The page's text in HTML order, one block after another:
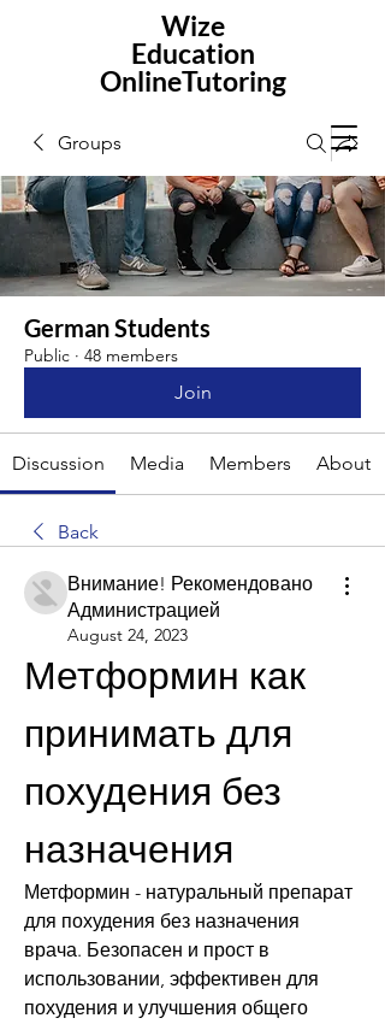
Wize
Education
OnlineTutoring
Groups
German Students
Public · 48 members
Join
Discussion Media Members About
Back
Внимание! Рекомендовано
Администрацией
August 24, 2023
Метформин как
принимать для
похудения без
назначения
Метформин - натуральный препарат
для похудения без назначения
врача. Безопасен и прост в
использовании, эффективен для
похудения и улучшения общего